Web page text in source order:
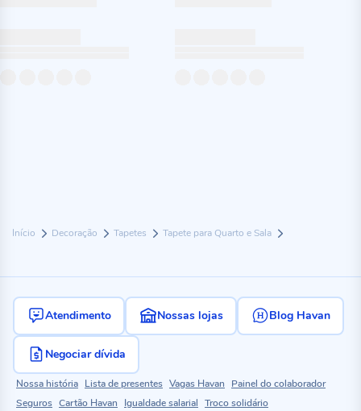
Início Decoração Tapetes Tapete para Quarto e Sala
Atendimento Nossas lojas Blog Havan
Negociar dívida
Nossa história Lista de presentes Vagas Havan
Painel do colaborador
Seguros Cartão Havan Igualdade salarial Troco solidário